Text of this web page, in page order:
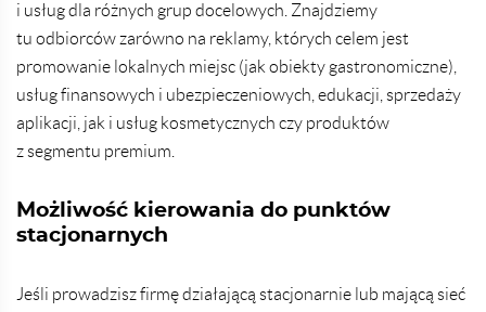
i usług dla różnych grup docelowych. Znajdziemy
tu odbiorców zarówno na reklamy, których celem jest
promowanie lokalnych miejsc (jak obiekty gastronomiczne),
usług finansowych i ubezpieczeniowych, edukacji, sprzedaży
aplikacji, jak i usług kosmetycznych czy produktów
z segmentu premium.
Możliwość kierowania do punktów
stacjonarnych
Jeśli prowadzisz firmę działającą stacjonarnie lub mającą sieć